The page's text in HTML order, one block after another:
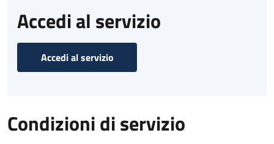
Accedi al servizio
Accedi al servizio
Condizioni di servizio